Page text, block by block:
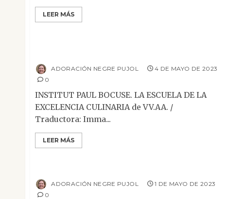
LEER MÁS
ADORACIÓN NEGRE PUJOL
4 DE MAYO DE 2023
0
INSTITUT PAUL BOCUSE. LA ESCUELA DE LA
EXCELENCIA CULINARIA de VV.AA. /
Traductora: Imma...
LEER MÁS
ADORACIÓN NEGRE PUJOL
1 DE MAYO DE 2023
0